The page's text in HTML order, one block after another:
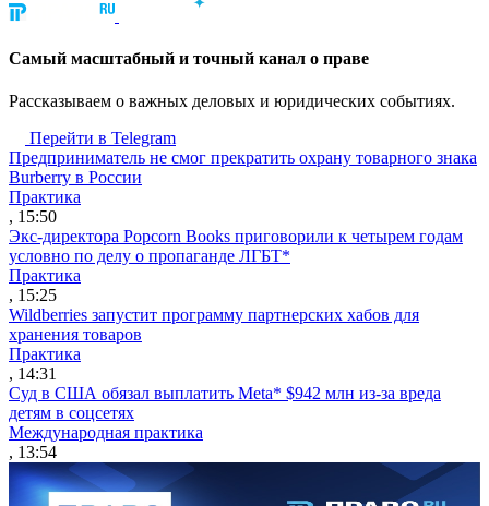
Cамый масштабный и точный канал о праве
Рассказываем о важных деловых и юридических событиях.
Перейти в Telegram
Предприниматель не смог прекратить охрану товарного знака
Burberry в России
Практика
, 15:50
Экс-директора Popcorn Books приговорили к четырем годам
условно по делу о пропаганде ЛГБТ*
Практика
, 15:25
Wildberries запустит программу партнерских хабов для
хранения товаров
Практика
, 14:31
Суд в США обязал выплатить Meta* $942 млн из-за вреда
детям в соцсетях
Международная практика
, 13:54